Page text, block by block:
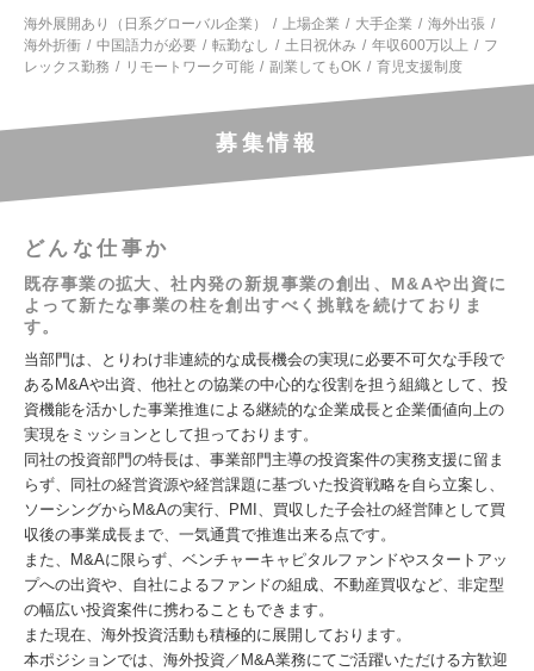
海外展開あり（日系グローバル企業）
上場企業 大手企業
海外出張
海外折衝
中国語力が必要 転勤なし 土日祝休み 年収600万以上
フ
レックス勤務
リモートワーク可能 副業してもOK 育児支援制度
募集情報
どんな仕事か
既存事業の拡大、社内発の新規事業の創出、M&Aや出資に
よって新たな事業の柱を創出すべく挑戦を続けておりま
す。
当部門は、とりわけ非連続的な成長機会の実現に必要不可欠な手段で
あるM&Aや出資、他社との協業の中心的な役割を担う組織として、投
資機能を活かした事業推進による継続的な企業成長と企業価値向上の
実現をミッションとして担っております。
同社の投資部門の特長は、事業部門主導の投資案件の実務支援に留ま
らず、同社の経営資源や経営課題に基づいた投資戦略を自ら立案し、
ソーシングからM&Aの実行、PMI、買収した子会社の経営陣として買
収後の事業成長まで、一気通貫で推進出来る点です。
また、M&Aに限らず、ベンチャーキャピタルファンドやスタートアッ
プへの出資や、自社によるファンドの組成、不動産買収など、非定型
の幅広い投資案件に携わることもできます。
また現在、海外投資活動も積極的に展開しております。
本ポジションでは、海外投資／M&A業務にてご活躍いただける方歓迎